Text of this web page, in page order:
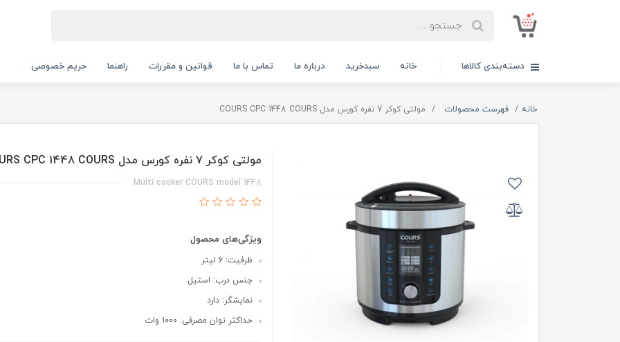
دسته‌بندی کالاها خانه سبدخرید درباره ما تماس با ما قوانین و مقررات راهنما حریم خصوصی
خانه فهرست محصولات مولتی کوکر 7 نفره کورس مدل COURS CPC 1448 COURS
مولتی کوکر 7 نفره کورس مدل COURS CPC 1448 COURS
Multi cooker COURS model 1448
ویژگی‌های محصول
ظرفیت: 6 لیتر
جنس درب: استیل
نمایشگر: دارد
حداکثر توان مصرفی: 1000 وات